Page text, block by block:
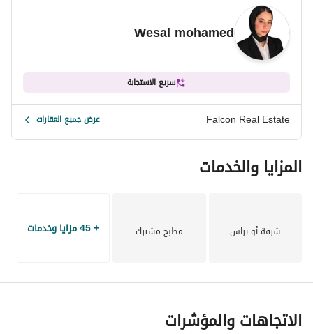
Wesal mohamed
سريع الاستجابة
Falcon Real Estate عرض جميع العقارات
المزايا والخدمات
شرفة أو تراس مطبخ مشترك + 45 مزايا وخدمات
الاتجاهات والمؤشرات